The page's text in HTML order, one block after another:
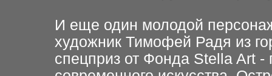
И еще один молодой
художник Тимофей Радя из
спецприз от Фонда Stella Art -